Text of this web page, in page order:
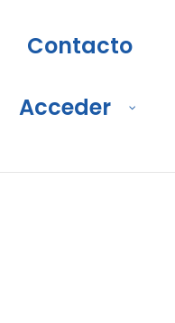
Contacto
Acceder